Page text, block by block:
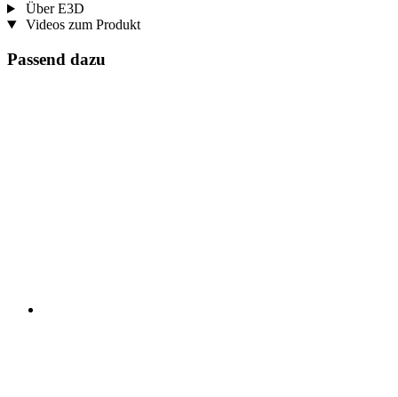
Über E3D
Videos zum Produkt
Passend dazu